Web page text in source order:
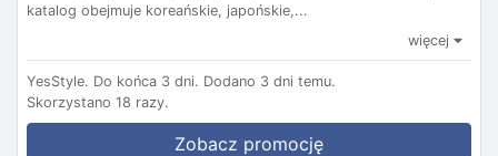
katalog obejmuje koreańskie, japońskie,...
więcej
YesStyle. Do końca 3 dni. Dodano 3 dni temu.
Skorzystano 18 razy.
Zobacz promocję